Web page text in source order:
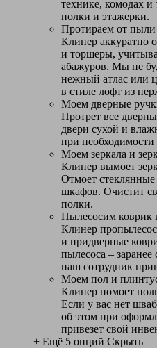
технике, комодах и
полки и этажерки.
Протираем от пыли
Клинер аккуратно
и торшеры,
абажуров. Мы не
нежный атлас или
в стиле лофт из
Моем дверные
Протрет все
двери сухой и
при
Моем зеркала и
Клинер вымоет
Отмоет
шкафов. Очистит
полки.
Пылесосим коврик
Клинер
и придверные
пылесоса –
наш сотрудник
Моем пол и
Клинер помоет
Если у вас нет
об этом при
привезет свой
+ Ещё 5 опций Скрыть